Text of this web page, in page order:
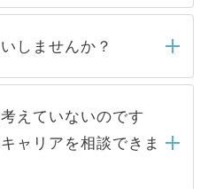
ため 人気のある医療機
と、応募が殺到する場
る条件に合った人材の
依頼するケースが増え
ることは一切ありませ
先から内定をいただい
ありません。内定先へ
リアパートナーが行い
しませんか？
ることはありませんの
。当サイトからの登録
録者様の個人情報は、
ップおよび転職活動の
たします。お預かりし
えていないのです
ャリアを相談できま